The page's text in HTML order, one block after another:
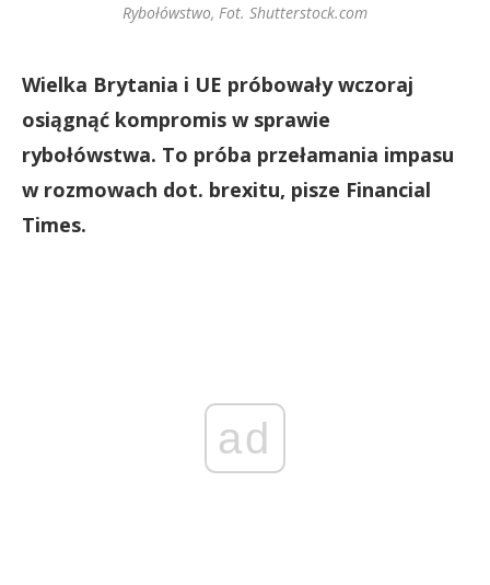
Rybołówstwo, Fot. Shutterstock.com
Wielka Brytania i UE próbowały wczoraj
osiągnąć kompromis w sprawie
rybołówstwa. To próba przełamania impasu
w rozmowach dot. brexitu, pisze Financial
Times.
ad